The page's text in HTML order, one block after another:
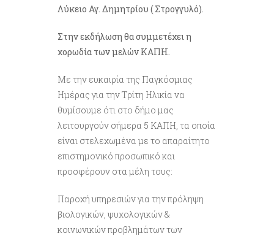
Λύκειο Αγ. Δημητρίου ( Στρογγυλό).
Στην εκδήλωση θα συμμετέχει η
χορωδία των μελών ΚΑΠΗ.
Με την ευκαιρία της Παγκόσμιας
Ημέρας για την Τρίτη Ηλικία να
θυμίσουμε ότι στο δήμο μας
λειτουργούν σήμερα 5 ΚΑΠΗ, τα οποία
είναι στελεχωμένα με το απαραίτητο
επιστημονικό προσωπικό και
προσφέρουν στα μέλη τους:
Παροχή υπηρεσιών για την πρόληψη
βιολογικών, ψυχολογικών &
κοινωνικών προβλημάτων των